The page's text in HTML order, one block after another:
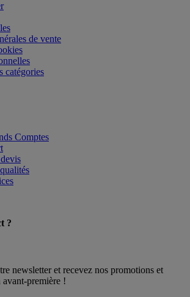
de vente
catégories
Comptes
?
newsletter et recevez nos promotions et
première !